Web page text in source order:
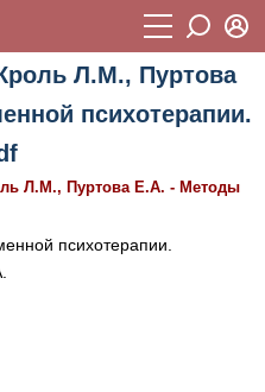
Л.М., Пуртова
психотерапии.
Л.М., Пуртова Е.А. - Методы
психотерапии.